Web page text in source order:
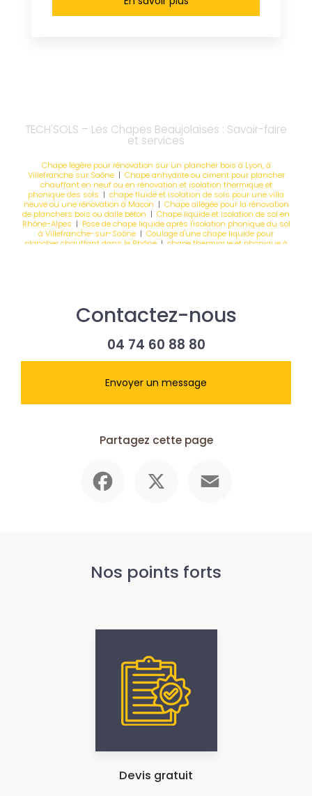
TECH'SOLS – Les Chapes Beaujolaises : Savoir-faire
et services
Chape légère pour rénovation sur un plancher bois à Lyon, à
Villefranche sur Saône | Chape anhydrite ou ciment pour plancher
chauffant en neuf ou en rénovation et isolation thermique et
phonique des sols | chape fluide et isolation de sols pour une villa
neuve ou une rénovation à Macon | Chape allégée pour la rénovation
de planchers bois ou dalle béton | Chape liquide et isolation de sol en
Rhône-Alpes | Pose de chape liquide après l'isolation phonique du sol
à Villefranche-sur-Saône | Coulage d'une chape liquide pour
plancher chauffant dans le Rhône | chape thermique et phonique à
Contactez-nous
04 74 60 88 80
Envoyer un message
Partagez cette page
Nos points forts
Devis gratuit